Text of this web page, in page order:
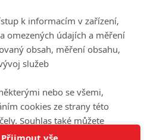
soubory cookies.
našem webu napište nám na e-mail
používání cookies |Pravidla webu
nastavení soukromí
k informacím v zařízení,
omezených údajích a měření
obsah, měření obsahu,
služeb
nebo se všemi,
cookies ze strany této
Souhlas také můžete
případě vám na stránce
Přijmout vše